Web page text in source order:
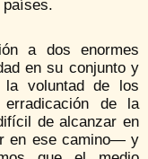
países.
a dos enormes
en su conjunto y
la voluntad de los
de la
de alcanzar en
en ese camino— y